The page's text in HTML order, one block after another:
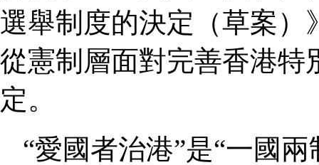
選舉制度的決定（草案）
從憲制層面對完善香港特
定。
“愛國者治港”是“一國兩